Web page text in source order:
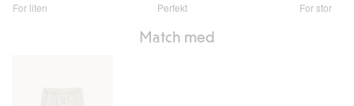
For liten Perfekt For stor
av
Match med